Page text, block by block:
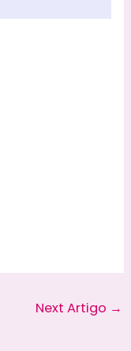
Next Artigo →